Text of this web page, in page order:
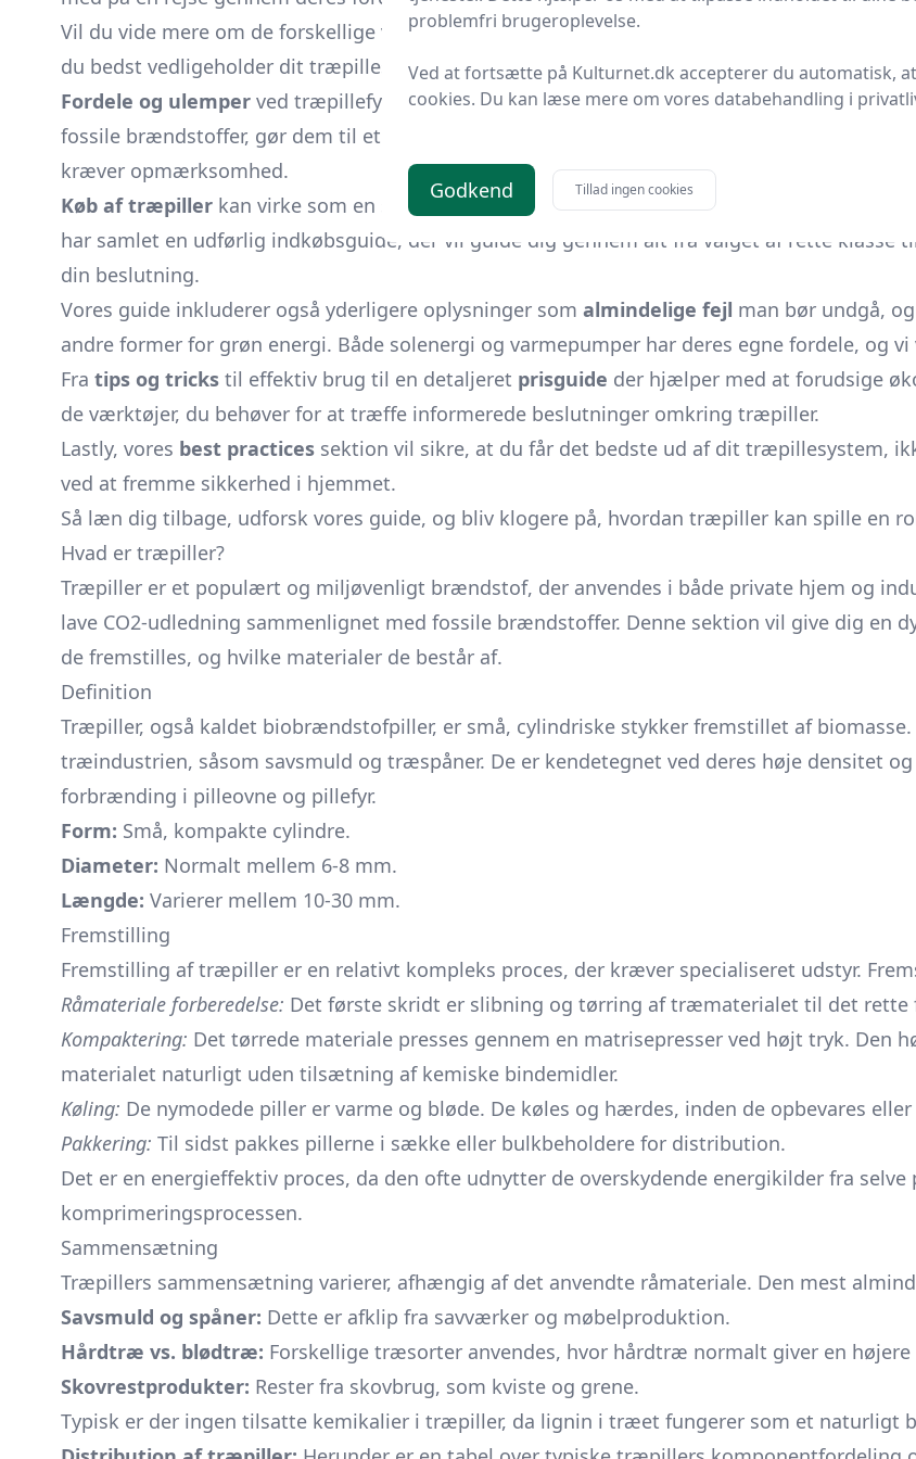
Vil du vide mere om de forskellige varianter, som træbriketter, der er tilgængelige på
du bedst vedligeholder dit træpillesystem for optimal ydeevne og levetid? Vi dækker det
Fordele og ulemper ved træpillefyring er ofte diskuterede emner. De miljømæssige fordele,
fossile brændstoffer, gør dem til et miljøvenligt valg. Men der er også nødvendige hensyn
kræver opmærksomhed.
Køb af træpiller kan virke som en simpel opgave, men de forskellige kvaliteter og
har samlet en udførlig indkøbsguide, der vil guide dig gennem alt fra valget af rette klasse
din beslutning.
Vores guide inkluderer også yderligere oplysninger som almindelige fejl man bør undgå, og
andre former for grøn energi. Både solenergi og varmepumper har deres egne fordele, og
Fra tips og tricks til effektiv brug til en detaljeret prisguide der hjælper med at forudsige
de værktøjer, du behøver for at træffe informerede beslutninger omkring træpiller.
Lastly, vores best practices sektion vil sikre, at du får det bedste ud af dit træpillesystem,
ved at fremme sikkerhed i hjemmet.
Så læn dig tilbage, udforsk vores guide, og bliv klogere på, hvordan træpiller kan spille en
Hvad er træpiller?
Træpiller er et populært og miljøvenligt brændstof, der anvendes i både private hjem og
lave CO2-udledning sammenlignet med fossile brændstoffer. Denne sektion vil give dig en
de fremstilles, og hvilke materialer de består af.
Definition
Træpiller, også kaldet biobrændstofpiller, er små, cylindriske stykker fremstillet af
træindustrien, såsom savsmuld og træspåner. De er kendetegnet ved deres høje densitet
forbrænding i pilleovne og pillefyr.
Form: Små, kompakte cylindre.
Diameter: Normalt mellem 6-8 mm.
Længde: Varierer mellem 10-30 mm.
Fremstilling
Fremstilling af træpiller er en relativt kompleks proces, der kræver specialiseret udstyr.
Råmateriale forberedelse: Det første skridt er slibning og tørring af træmaterialet til det rette
Kompaktering: Det tørrede materiale presses gennem en matrisepresser ved højt tryk. Den
materialet naturligt uden tilsætning af kemiske bindemidler.
Køling: De nymodede piller er varme og bløde. De køles og hærdes, inden de opbevares eller
Pakkering: Til sidst pakkes pillerne i sække eller bulkbeholdere for distribution.
Det er en energieffektiv proces, da den ofte udnytter de overskydende energikilder fra
komprimeringsprocessen.
Sammensætning
Træpillers sammensætning varierer, afhængig af det anvendte råmateriale. Den mest
Savsmuld og spåner: Dette er afklip fra savværker og møbelproduktion.
Hårdtræ vs. blødtræ: Forskellige træsorter anvendes, hvor hårdtræ normalt giver en
Skovrestprodukter: Rester fra skovbrug, som kviste og grene.
Typisk er der ingen tilsatte kemikalier i træpiller, da lignin i træet fungerer som et naturligt
problemfri brugeroplevelse.
Ved at fortsætte på Kulturnet.dk accepterer du automatisk,
cookies. Du kan læse mere om vores databehandling i
Godkend Tillad ingen cookies